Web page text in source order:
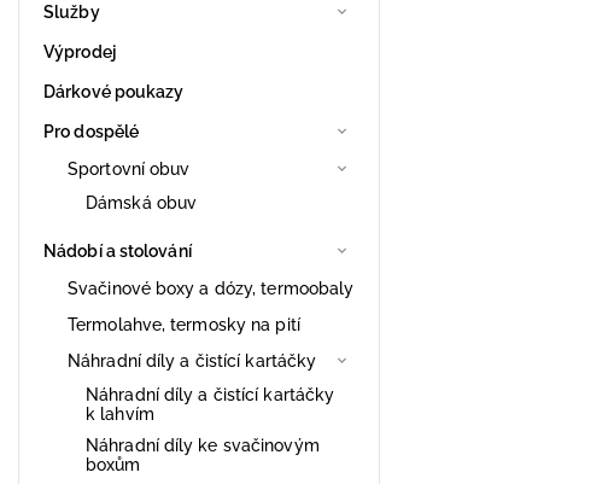
Služby
Výprodej
Dárkové poukazy
Pro dospělé
Sportovní obuv
Dámská obuv
Nádobí a stolování
Svačinové boxy a dózy, termoobaly
Termolahve, termosky na pití
Náhradní díly a čistící kartáčky
Náhradní díly a čistící kartáčky
k lahvím
Náhradní díly ke svačinovým
boxům